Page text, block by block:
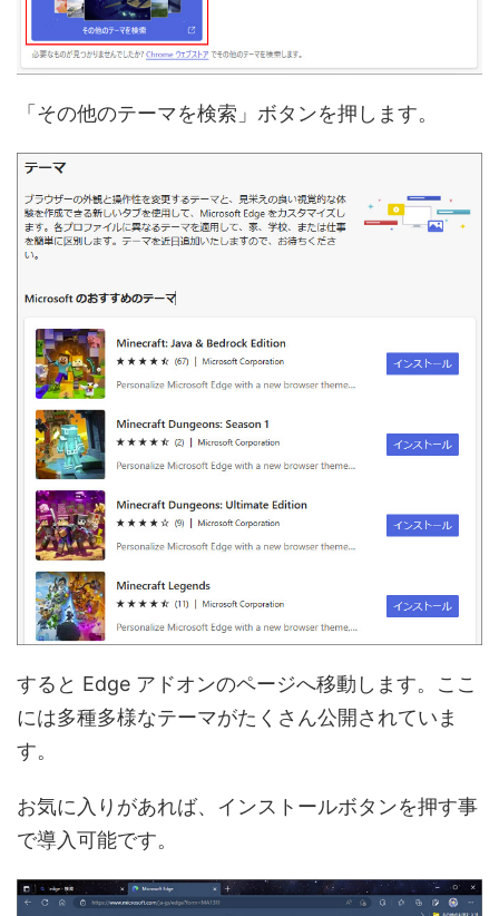
「その他のテーマを検索」ボタンを押します。
すると Edge アドオンのページへ移動します。ここ
には多種多様なテーマがたくさん公開されていま
す。
お気に入りがあれば、インストールボタンを押す事
で導入可能です。